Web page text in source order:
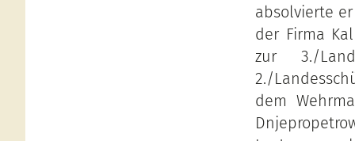
absolvierte
der Firma
zur 3./
2./
dem